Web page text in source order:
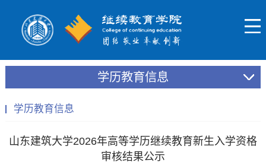
学历教育信息
学历教育信息
山东建筑大学2026年高等学历继续教育新生入学资格
审核结果公示